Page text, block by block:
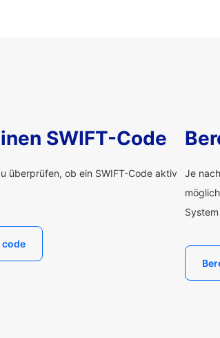
SWIFT-Code
überprüfen, ob ein SWIFT-Code aktiv
code
Je